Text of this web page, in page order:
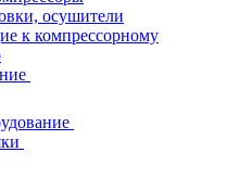
осушители
к компрессорному